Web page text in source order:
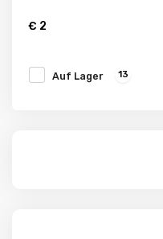
€ 2
Auf Lager 13